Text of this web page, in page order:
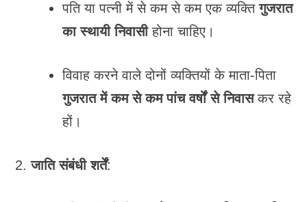
पति या पत्नी में से कम से कम एक व्यक्तिगुजरात
का स्थायी निवासीहोना चाहिए।
विवाह करने वाले दोनों व्यक्तियों के माता-पिता
गुजरात में कम से कम पांच वर्षों से निवासकर रहे
हों।
जाति संबंधी शर्तें: